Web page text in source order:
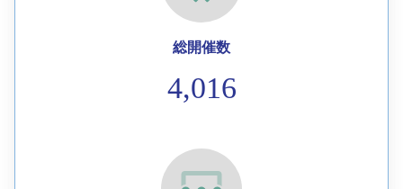
総開催数
4,016